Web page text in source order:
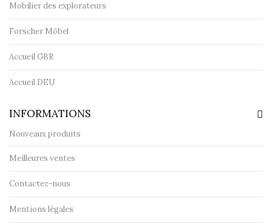
Mobilier des explorateurs
Forscher Möbel
Accueil GBR
Accueil DEU
INFORMATIONS
Nouveaux produits
Meilleures ventes
Contactez-nous
Mentions légales